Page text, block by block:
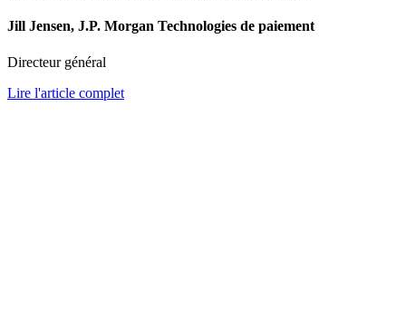
Jill Jensen, J.P. Morgan Technologies de paiement
Directeur général
Lire l'article complet